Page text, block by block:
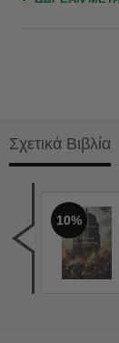
Σχετικά Βιβλία
10%